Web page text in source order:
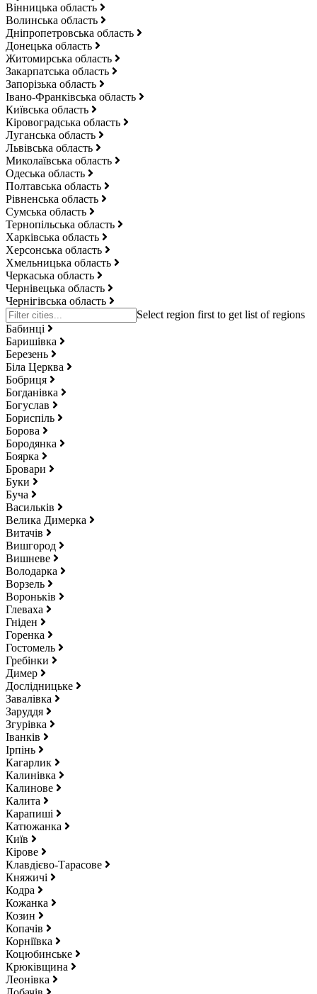
Вінницька область
Волинська область
Дніпропетровська область
Донецька область
Житомирська область
Закарпатська область
Запорізька область
Івано-Франківська область
Київська область
Кіровоградська область
Луганська область
Львівська область
Миколаївська область
Одеська область
Полтавська область
Рівненська область
Сумська область
Тернопільська область
Харківська область
Херсонська область
Хмельницька область
Черкаська область
Чернівецька область
Чернігівська область
Бабинці
Баришівка
Березень
Біла Церква
Бобриця
Богданівка
Богуслав
Бориспіль
Борова
Бородянка
Боярка
Бровари
Буки
Буча
Васильків
Велика Димерка
Витачів
Вишгород
Вишневе
Володарка
Ворзель
Вороньків
Глеваха
Гніден
Горенка
Гостомель
Гребінки
Димер
Дослідницьке
Завалівка
Заруддя
Згурівка
Іванків
Ірпінь
Кагарлик
Калинівка
Калинове
Калита
Карапиші
Катюжанка
Київ
Кірове
Клавдієво-Тарасове
Княжичі
Кодра
Кожанка
Козин
Копачів
Корніївка
Коцюбинське
Крюківщина
Леонівка